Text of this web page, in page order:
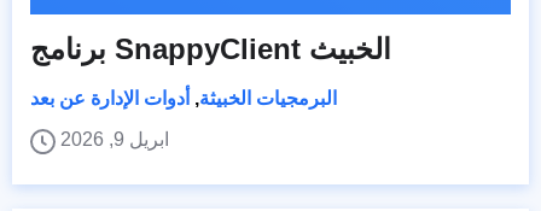
برنامج SnappyClient الخبيث
البرمجيات الخبيثة, أدوات الإدارة عن بعد
ابريل 9, 2026